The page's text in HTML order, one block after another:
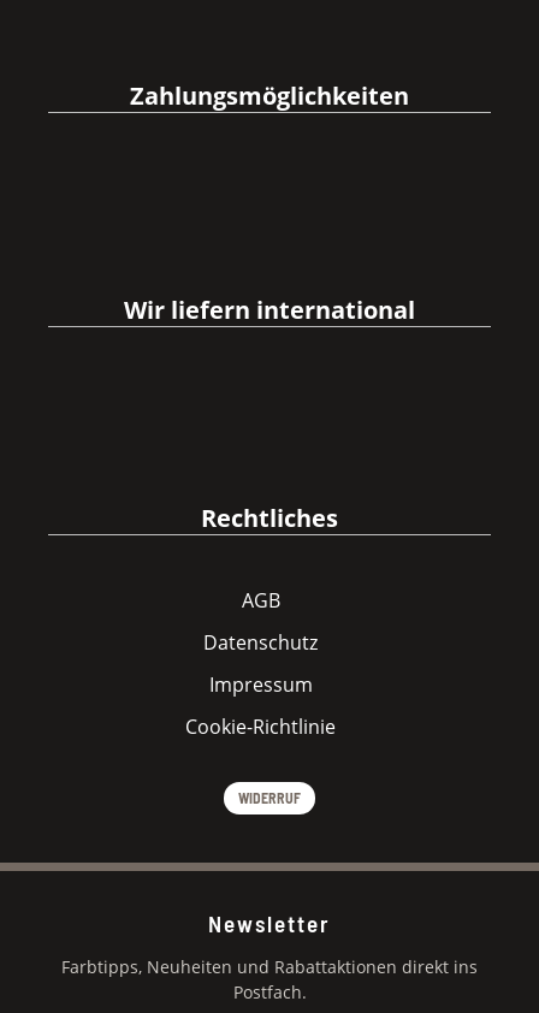
Zahlungsmöglichkeiten
Wir liefern international
Rechtliches
AGB
Datenschutz
Impressum
Cookie-Richtlinie
WIDERRUF
Newsletter
Farbtipps, Neuheiten und Rabattaktionen direkt ins
Postfach.